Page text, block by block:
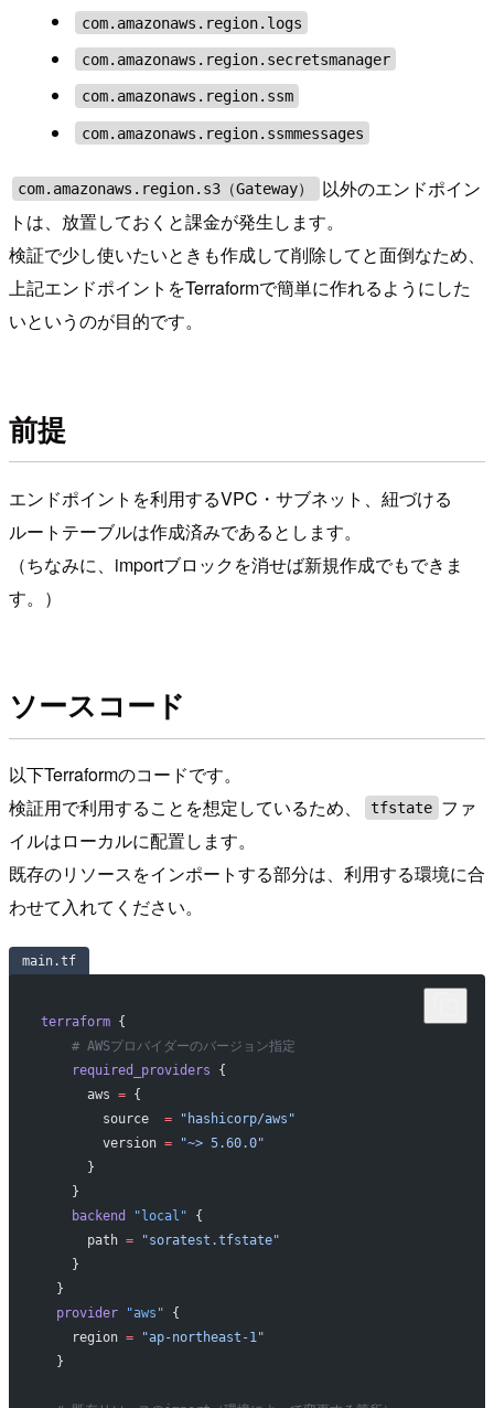
com.amazonaws.region.logs
com.amazonaws.region.secretsmanager
com.amazonaws.region.ssm
com.amazonaws.region.ssmmessages
com.amazonaws.region.s3（Gateway）
以外のエンドポイン
トは、放置しておくと課金が発生します。
検証で少し使いたいときも作成して削除してと面倒なため、
上記エンドポイントをTerraformで簡単に作れるようにした
いというのが目的です。
前提
エンドポイントを利用するVPC・サブネット、紐づける
ルートテーブルは作成済みであるとします。
（ちなみに、importブロックを消せば新規作成でもできま
す。）
ソースコード
以下Terraformのコードです。
検証用で利用することを想定しているため、
tfstate ファ
イルはローカルに配置します。
既存のリソースをインポートする部分は、利用する環境に合
わせて入れてください。
main.tf
terraform {
    # AWSプロバイダーのバージョン指定
    required_providers
{
      aws
= {
        source
= "hashicorp/aws"
        version
= "~> 5.60.0"
      }
    }
    backend
"local" {
      path
= "soratest.tfstate"
    }
  }
  provider
"aws" {
    region
= "ap-northeast-1"
  }